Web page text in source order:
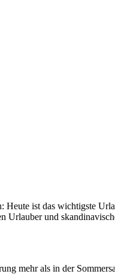
Heute ist das wichtigste
Urlauber und
mehr als in der